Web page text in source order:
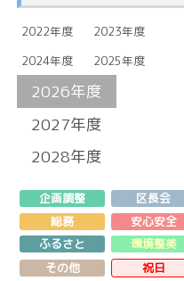
2022年度
2023年度
2024年度
2025年度
2026年度
2027年度
2028年度
企画調整 区長会
総務
安心安全
ふるさと
環境整美
その他
祝日